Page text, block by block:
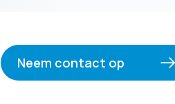
Neem contact op